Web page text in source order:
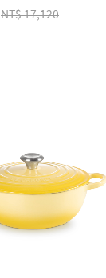
Price reduced from
NT$ 17,120to